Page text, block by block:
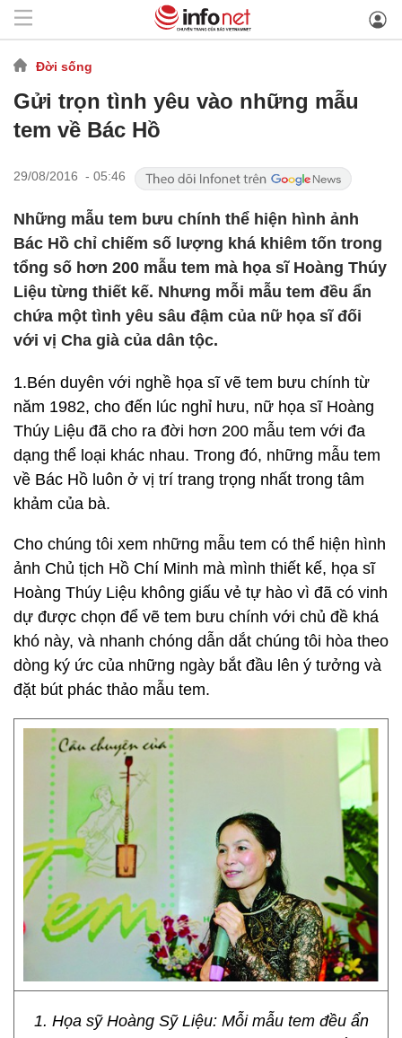
Đời sống
Gửi trọn tình yêu vào những mẫu
tem về Bác Hồ
29/08/2016 - 05:46
Những mẫu tem bưu chính thể hiện hình ảnh
Bác Hồ chỉ chiếm số lượng khá khiêm tốn trong
tổng số hơn 200 mẫu tem mà họa sĩ Hoàng Thúy
Liệu từng thiết kế. Nhưng mỗi mẫu tem đều ẩn
chứa một tình yêu sâu đậm của nữ họa sĩ đối
với vị Cha già của dân tộc.
1.Bén duyên với nghề họa sĩ vẽ tem bưu chính từ
năm 1982, cho đến lúc nghỉ hưu, nữ họa sĩ Hoàng
Thúy Liệu đã cho ra đời hơn 200 mẫu tem với đa
dạng thể loại khác nhau. Trong đó, những mẫu tem
về Bác Hồ luôn ở vị trí trang trọng nhất trong tâm
khảm của bà.
Cho chúng tôi xem những mẫu tem có thể hiện hình
ảnh Chủ tịch Hồ Chí Minh mà mình thiết kế, họa sĩ
Hoàng Thúy Liệu không giấu vẻ tự hào vì đã có vinh
dự được chọn để vẽ tem bưu chính với chủ đề khá
khó này, và nhanh chóng dẫn dắt chúng tôi hòa theo
dòng ký ức của những ngày bắt đầu lên ý tưởng và
đặt bút phác thảo mẫu tem.
1. Họa sỹ Hoàng Sỹ Liệu: Mỗi mẫu tem đều ẩn